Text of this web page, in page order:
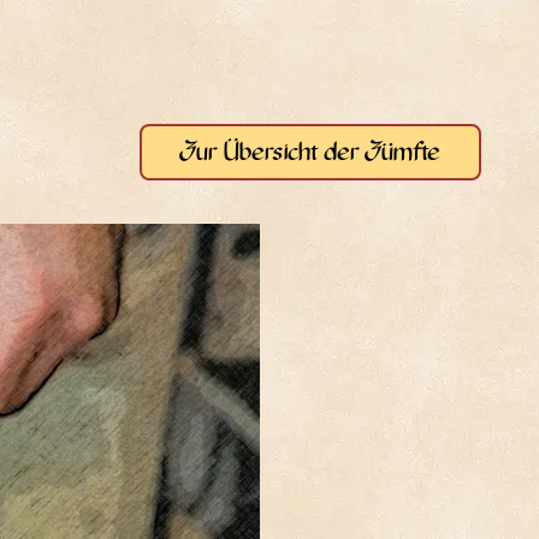
Zur Über­sicht der Zümfte